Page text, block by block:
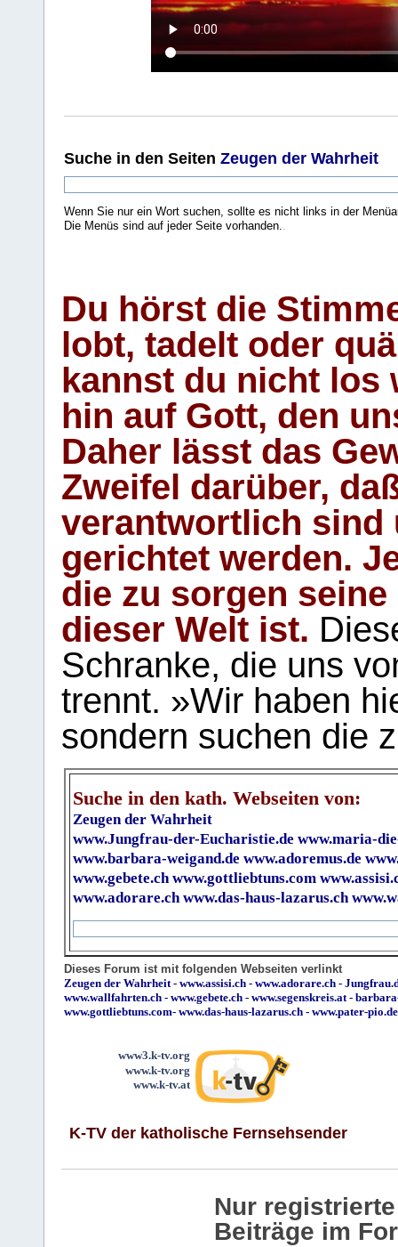
Suche in den Seiten Zeugen der Wahrheit
Wenn Sie nur ein Wort suchen, sollte es nicht links in der
Die Menüs sind auf jeder Seite vorhanden..
Du hörst die
lobt, tadelt oder
kannst du nicht los
hin auf Gott, den
Daher lässt das
Zweifel darüber,
verantwortlich sind
gerichtet werden.
die zu sorgen
dieser Welt ist.
Schranke, die uns
trennt. »Wir haben
sondern suchen die
Suche in den kath. Webseiten von:
Zeugen der Wahrheit
www.Jungfrau-der-Eucharistie.de www.maria-
www.barbara-weigand.de www.adoremus.de
www.gebete.ch www.gottliebtuns.com
www.adorare.ch www.das-haus-lazarus.ch
Dieses Forum ist mit folgenden Webseiten verlinkt
Zeugen der Wahrheit- www.assisi.ch - www.adorare.ch -
www.wallfahrten.ch - www.gebete.ch - www.segenskreis.at-
www.gottliebtuns.com- www.das-haus-lazarus.ch - www.pater-pio.de
www3.k-tv.org
www.k-tv.org
www.k-tv.at
K-TV der katholische Fernsehsender
Nur
Beiträge im